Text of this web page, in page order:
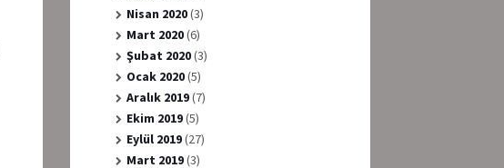
Nisan 2020(3)
Mart 2020(6)
Şubat 2020(3)
Ocak 2020(5)
Aralık 2019(7)
Ekim 2019(5)
Eylül 2019(27)
Mart 2019(3)